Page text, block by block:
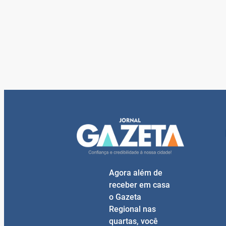
Agora além de
receber em casa
o Gazeta
Regional nas
quartas, você